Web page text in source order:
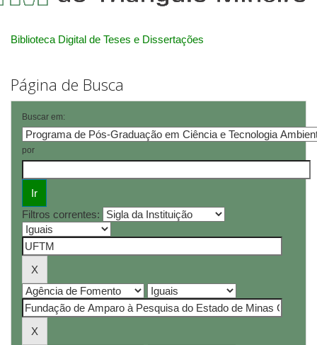
Biblioteca Digital de Teses e Dissertações
Página de Busca
Buscar em:
por
Filtros correntes: